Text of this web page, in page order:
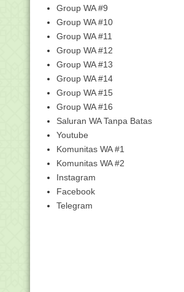
MIN 9 HSU IKUTI LOMBA
SEHAT TINGKAT NASIONAL
Lebih 31.000 Guru PAI Lolos
Pretest PPG
Kompetisi Robotik Madrasah
November 2019...
LHS dan Ide Rekonstruksi
Sejarah Perang ...
Pengumuman Seleksi Naskah
Undangan Muktamar Pe...
Yuk Ikutan Sayembara Desain
Dapodik!
Surat Edaran tentang
Penjelasan Makna Logo Hari
2019
Group WA #9
Group WA #10
Group WA #11
Group WA #12
Group WA #13
Group WA #14
Group WA #15
Group WA #16
Saluran WA Tanpa Batas
Youtube
Komunitas WA #1
Komunitas WA #2
Instagram
Facebook
Telegram